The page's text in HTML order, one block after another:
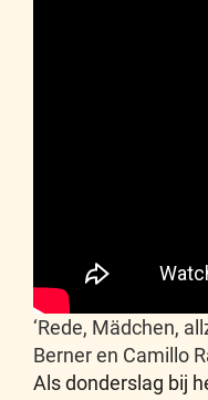
‘Rede, Mädchen,
Berner en Camillo
Als donderslag bij